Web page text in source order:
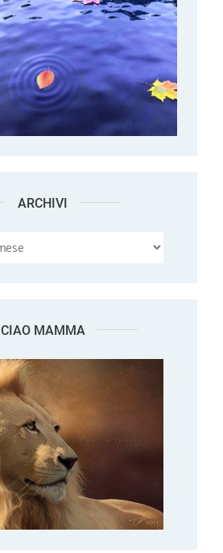
ARCHIVI Archivi
CIAO MAMMA